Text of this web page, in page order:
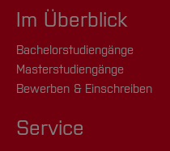
Im Überblick
Bachelorstudiengänge
Masterstudiengänge
Bewerben & Einschreiben
Service